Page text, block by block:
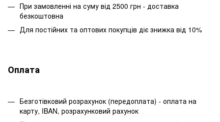
При замовленні на суму від 2500 грн - доставка
безкоштовна
Для постійних та оптових покупців діє знижка від 10%
Оплата
Безготівковий розрахунок (передоплата) - оплата на
карту, IBAN, розрахунковий рахунок